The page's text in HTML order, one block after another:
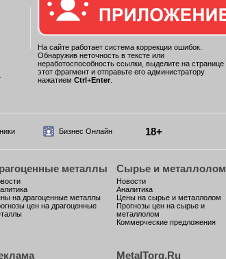
На сайте работает система коррекции ошибок.
Обнаружив неточность в тексте или
неработоспособность ссылки, выделите на странице
этот фрагмент и отправьте его администратору
нажатием Ctrl +Enter.
Бизнес Онлайн 18+
металлы
на драгоценные металлы
цен на драгоценные
Сырье и металлолом
Новости
Аналитика
Цены на сырье и металлолом
Прогнозы цен на сырье и
металлолом
Коммерческие предложения
MetalTorg.Ru